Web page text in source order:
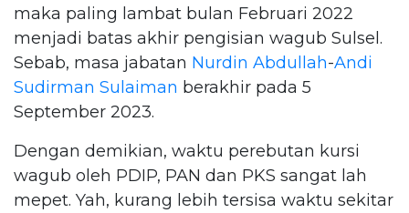
maka paling lambat bulan Februari 2022
menjadi batas akhir pengisian wagub Sulsel.
Sebab, masa jabatan Nurdin Abdullah-Andi
Sudirman Sulaiman berakhir pada 5
September 2023.
Dengan demikian, waktu perebutan kursi
wagub oleh PDIP, PAN dan PKS sangat lah
mepet. Yah, kurang lebih tersisa waktu sekitar